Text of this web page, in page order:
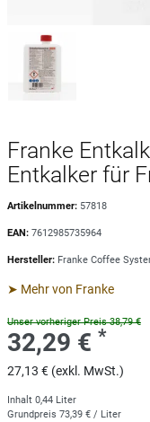
Franke
Entkalker für
Artikelnummer: 57818
EAN: 7612985735964
Hersteller: Franke Coffee
➤ Mehr von Franke
Unser vorheriger Preis 38,79 €
32,29 € *
27,13 € (exkl. MwSt.)
Inhalt 0,44 Liter
Grundpreis 73,39 € / Liter